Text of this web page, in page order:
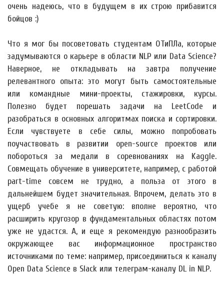
очень надеюсь, что в будущем в их строю прибавится
бойцов :)
Что я мог бы посоветовать студентам ОТиПЛа, которые
задумываются о карьере в области NLP или Data Science?
Наверное, не откладывать на завтра получение
релевантного опыта: это могут быть самостоятельные
или командные мини-проекты, стажировки, курсы.
Полезно будет порешать задачи на LeetCode и
разобраться в основных алгоритмах поиска и сортировки.
Если чувствуете в себе силы, можно попробовать
поучаствовать в развитии open-source проектов или
побороться за медали в соревнованиях на Kaggle.
Совмещать обучение в университете, например, с работой
part-time совсем не трудно, а польза от этого в
дальнейшем будет значительная. Впрочем, делать это в
ущерб учебе я не советую: вполне вероятно, что
расширить кругозор в фундаментальных областях потом
уже не удастся. А, и еще я рекомендую разнообразить
окружающее вас информационное пространство
источниками по теме: например, присоединиться к каналу
Open Data Science в Slack или телеграм-каналу DL in NLP.